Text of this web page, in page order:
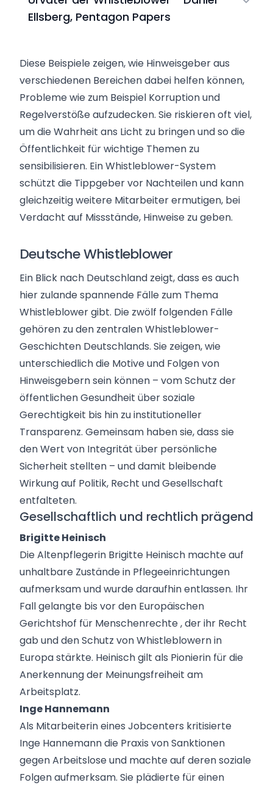
Ellsberg, Pentagon Papers
Diese Beispiele zeigen, wie Hinweisgeber aus
verschiedenen Bereichen dabei helfen können,
Probleme wie zum Beispiel Korruption und
Regelverstöße aufzudecken. Sie riskieren oft viel,
um die Wahrheit ans Licht zu bringen und so die
Öffentlichkeit für wichtige Themen zu
sensibilisieren. Ein Whistleblower-System
schützt die Tippgeber vor Nachteilen und kann
gleichzeitig weitere Mitarbeiter ermutigen, bei
Verdacht auf Missstände, Hinweise zu geben.
Deutsche Whistleblower
Ein Blick nach Deutschland zeigt, dass es auch
hier zulande spannende Fälle zum Thema
Whistleblower gibt. Die zwölf folgenden Fälle
gehören zu den zentralen Whistleblower-
Geschichten Deutschlands. Sie zeigen, wie
unterschiedlich die Motive und Folgen von
Hinweisgebern sein können – vom Schutz der
öffentlichen Gesundheit über soziale
Gerechtigkeit bis hin zu institutioneller
Transparenz. Gemeinsam haben sie, dass sie
den Wert von Integrität über persönliche
Sicherheit stellten – und damit bleibende
Wirkung auf Politik, Recht und Gesellschaft
entfalteten.
Gesellschaftlich und rechtlich prägend
Brigitte Heinisch
Die Altenpflegerin Brigitte Heinisch machte auf
unhaltbare Zustände in Pflegeeinrichtungen
aufmerksam und wurde daraufhin entlassen. Ihr
Fall gelangte bis vor den Europäischen
Gerichtshof für Menschenrechte, der ihr Recht
gab und den Schutz von Whistleblowern in
Europa stärkte. Heinisch gilt als Pionierin für die
Anerkennung der Meinungsfreiheit am
Arbeitsplatz.
Inge Hannemann
Als Mitarbeiterin eines Jobcenters kritisierte
Inge Hannemann die Praxis von Sanktionen
gegen Arbeitslose und machte auf deren soziale
Folgen aufmerksam. Sie plädierte für einen